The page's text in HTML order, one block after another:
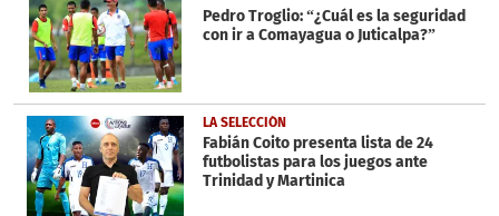
seconds
Pedro Troglio: “¿Cuál es la seguridad
con ir a Comayagua o Juticalpa?”
LA SELECCIÓN
Fabián Coito presenta lista de 24
futbolistas para los juegos ante
Trinidad y Martinica